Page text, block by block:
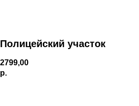
Полицейский участок
2799,00
р.